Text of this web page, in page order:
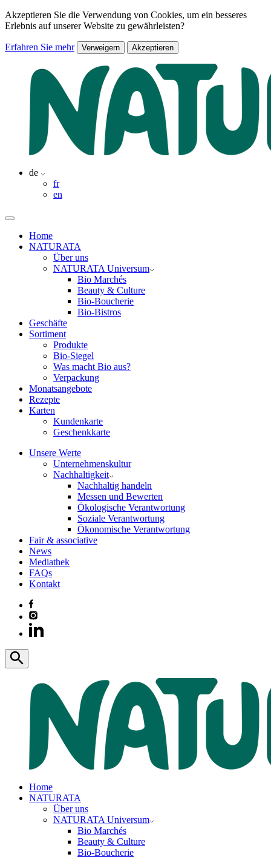
Akzeptieren Sie die Verwendung von Cookies, um ein besseres
Erlebnis auf unserer Website zu gewährleisten?
Erfahren Sie mehr Verweigern Akzeptieren
de
fr
en
Home
NATURATA
Über uns
NATURATA Universum
Bio Marchés
Beauty & Culture
Bio-Boucherie
Bio-Bistros
Geschäfte
Sortiment
Produkte
Bio-Siegel
Was macht Bio aus?
Verpackung
Monatsangebote
Rezepte
Karten
Kundenkarte
Geschenkkarte
Unsere Werte
Unternehmenskultur
Nachhaltigkeit
Nachhaltig handeln
Messen und Bewerten
Ökologische Verantwortung
Soziale Verantwortung
Ökonomische Verantwortung
Fair & associative
News
Mediathek
FAQs
Kontakt
Home
NATURATA
Über uns
NATURATA Universum
Bio Marchés
Beauty & Culture
Bio-Boucherie